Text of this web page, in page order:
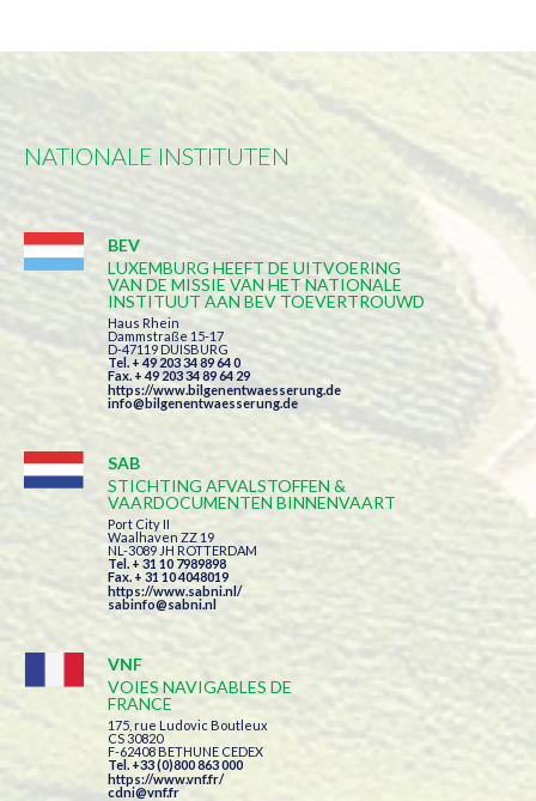
NATIONALE INSTITUTEN
BEV
LUXEMBURG HEEFT DE UITVOERING
VAN DE MISSIE VAN HET NATIONALE
INSTITUUT AAN BEV TOEVERTROUWD
Haus Rhein
Dammstraße 15-17
D-47119 DUISBURG
Tel. + 49 203 34 89 64 0
Fax. + 49 203 34 89 64 29
https://www.bilgenentwaesserung.de
info@bilgenentwaesserung.de
SAB
STICHTING AFVALSTOFFEN &
VAARDOCUMENTEN BINNENVAART
Port City II
Waalhaven ZZ 19
NL-3089 JH ROTTERDAM
Tel. + 31 10 7989898
Fax. + 31 10 4048019
https://www.sabni.nl/
sabinfo@sabni.nl
VNF
VOIES NAVIGABLES DE
FRANCE
175, rue Ludovic Boutleux
CS 30820
F-62408 BETHUNE CEDEX
Tel. +33 (0)800 863 000
https://www.vnf.fr/
cdni@vnf.fr